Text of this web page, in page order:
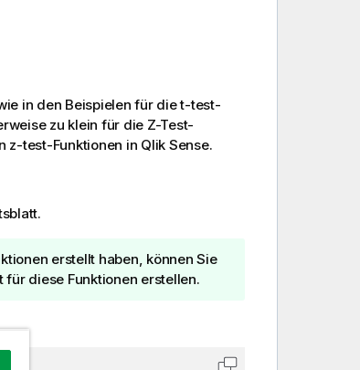
in den Beispielen für diet-test-
zu klein für die Z-Test-
z-test-Funktionen in Qlik Sense.
erstellt haben, können Sie
diese Funktionen erstellen.